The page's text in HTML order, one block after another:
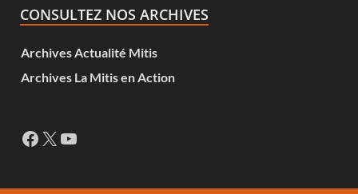
CONSULTEZ NOS ARCHIVES
Archives Actualité Mitis
Archives La Mitis en Action